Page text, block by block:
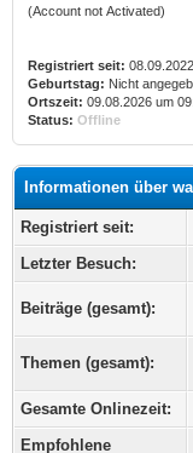
(Account not Activated)
Registriert seit: 08.09.2022
Geburtstag: Nicht
Ortszeit: 09.08.2026 um
Status: Offline
Informationen über
Registriert seit:
Letzter Besuch:
Beiträge (gesamt):
Themen (gesamt):
Gesamte Onlinezeit:
Empfohlene